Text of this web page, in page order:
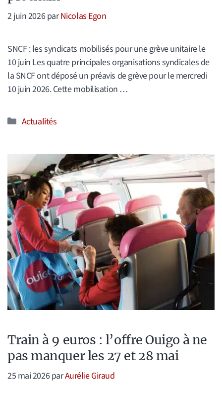
2 juin 2026parNicolas Egon
SNCF : les syndicats mobilisés pour une grève unitaire le
10 juin Les quatre principales organisations syndicales de
la SNCF ont déposé un préavis de grève pour le mercredi
10 juin 2026. Cette mobilisation …
Catégories
Actualités
Train à 9 euros : l’offre Ouigo à ne
pas manquer les 27 et 28 mai
25 mai 2026parAurélie Giraud